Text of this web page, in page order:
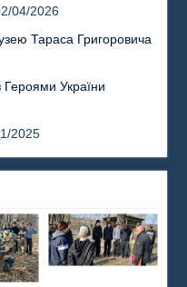
04/2026
Тараса Григоровича
Героями України
2025